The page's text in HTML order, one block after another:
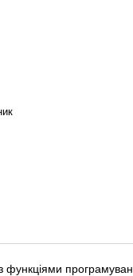
функціями